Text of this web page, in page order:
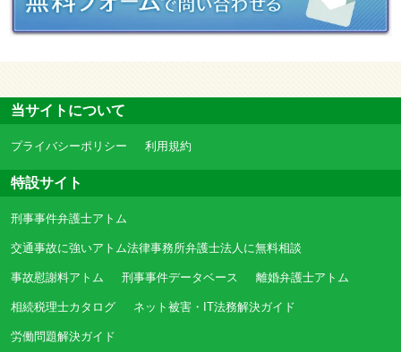
当サイトについて
プライバシーポリシー 利用規約
特設サイト
刑事事件弁護士アトム
交通事故に強いアトム法律事務所弁護士法人に無料相談
事故慰謝料アトム 刑事事件データベース 離婚弁護士アトム
相続税理士カタログ ネット被害・IT法務解決ガイド
労働問題解決ガイド